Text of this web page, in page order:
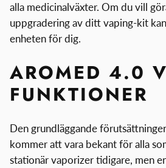
alla medicinalväxter. Om du vill
uppgradering av ditt vaping-kit
enheten för dig.
AROMED 4.0
FUNKTIONER
Den grundläggande
kommer att vara bekant för alla
stationär vaporizer tidigare, men